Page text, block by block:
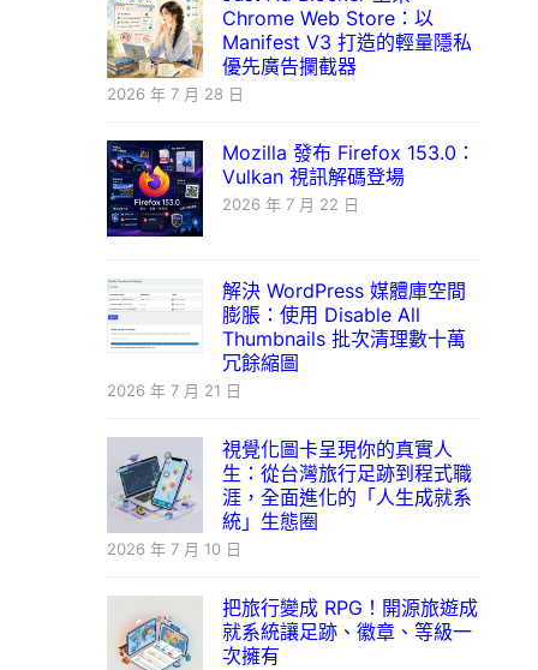
Chrome Web Store：以
Manifest V3 打造的輕量隱私
優先廣告攔截器
2026 年 7 月 28 日
Mozilla 發布 Firefox 153.0：
Vulkan 視訊解碼登場
2026 年 7 月 22 日
解決 WordPress 媒體庫空間
膨脹：使用 Disable All
Thumbnails 批次清理數十萬
冗餘縮圖
2026 年 7 月 21 日
視覺化圖卡呈現你的真實人
生：從台灣旅行足跡到程式職
涯，全面進化的「人生成就系
統」生態圈
2026 年 7 月 10 日
把旅行變成 RPG！開源旅遊成
就系統讓足跡、徽章、等級一
次擁有